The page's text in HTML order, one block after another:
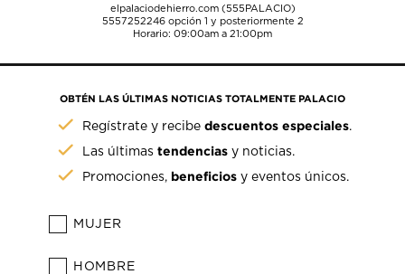
elpalaciodehierro.com (555PALACIO)
5557252246opción 1 y posteriormente 2
Horario: 09:00am a 21:00pm
OBTÉN LAS ÚLTIMAS NOTICIAS TOTALMENTE PALACIO
Regístrate y recibedescuentos especiales.
Las últimastendencias y noticias.
Promociones, beneficios y eventos únicos.
MUJER
HOMBRE